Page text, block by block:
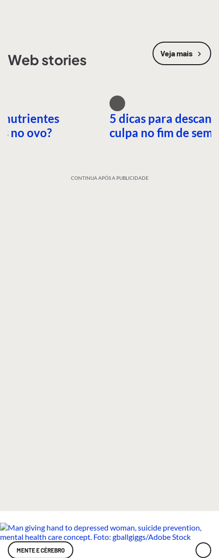
Web stories Veja mais
nutrientes
no ovo?
5 dicas para
culpa no fim de
CONTINUA APÓS A PUBLICIDADE
MENTE E CÉREBRO